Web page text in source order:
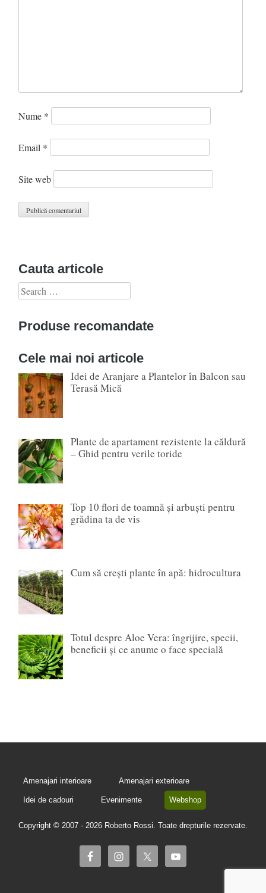
Nume *
Email *
Site web
Cauta articole
Search
Produse recomandate
Cele mai noi articole
Idei de Aranjare a Plantelor în Balcon sau
Terasă Mică
Plante de apartament rezistente la căldură
– Ghid pentru verile toride
Top 10 flori de toamnă și arbuști pentru
grădina ta de vis
Cum să crești plante în apă: hidrocultura
Totul despre Aloe Vera: îngrijire, specii,
beneficii și ce anume o face specială
Amenajari interioare Amenajari exterioare
Idei de cadouri Evenimente Webshop
Copyright © 2007 - 2026 Roberto Rossi. Toate drepturile rezervate.